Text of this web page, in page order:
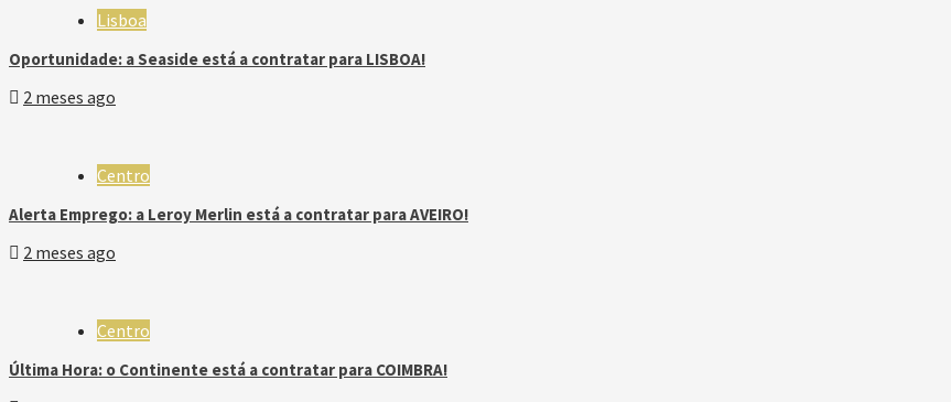
Lisboa
Oportunidade: a Seaside está a contratar para LISBOA!
2 meses ago
Centro
Alerta Emprego: a Leroy Merlin está a contratar para AVEIRO!
2 meses ago
Centro
Última Hora: o Continente está a contratar para COIMBRA!